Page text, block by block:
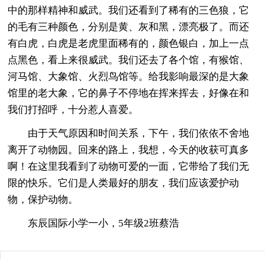
中的那样精神和威武。我们还看到了稀有的三色狼，它
的毛有三种颜色，分别是黄、灰和黑，漂亮极了。而还
有白虎，白虎是老虎里面稀有的，颜色银白，加上一点
点黑色，看上来很威武。我们还去了各个馆，有猴馆、
河马馆、大象馆、火烈鸟馆等。给我影响最深的是大象
馆里的老大象，它的鼻子不停地在挥来挥去，好像在和
我们打招呼，十分惹人喜爱。
由于天气原因和时间关系，下午，我们依依不舍地
离开了动物园。回来的路上，我想，今天的收获可真多
啊！在这里我看到了动物可爱的一面，它带给了我们无
限的快乐。它们是人类最好的朋友，我们应该爱护动
物，保护动物。
东辰国际小学一小，5年级2班蔡浩